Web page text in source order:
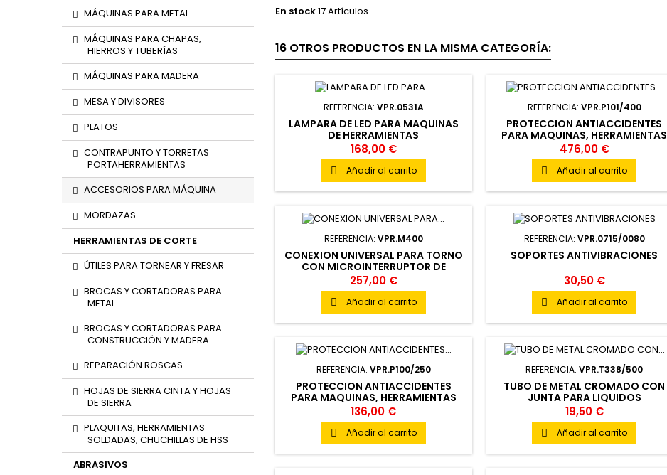
MÁQUINAS PARA METAL
MÁQUINAS PARA CHAPAS,
HIERROS Y TUBERÍAS
MÁQUINAS PARA MADERA
MESA Y DIVISORES
PLATOS
CONTRAPUNTO Y TORRETAS
PORTAHERRAMIENTAS
ACCESORIOS PARA MÁQUINA
MORDAZAS
HERRAMIENTAS DE CORTE
ÚTILES PARA TORNEAR Y FRESAR
BROCAS Y CORTADORAS PARA
METAL
BROCAS Y CORTADORAS PARA
CONSTRUCCIÓN Y MADERA
REPARACIÓN ROSCAS
HOJAS DE SIERRA CINTA Y HOJAS
DE SIERRA
PLAQUITAS, HERRAMIENTAS
SOLDADAS, CHUCHILLAS DE HSS
ABRASIVOS
En stock17 Artículos
16 OTROS PRODUCTOS EN LA MISMA CATEGORÍA:
REFERENCIA: VPR.0531A
LAMPARA DE LED PARA MAQUINAS
DE HERRAMIENTAS
168,00 €
 Añadir al carrito
REFERENCIA: VPR.P101/400
PROTECCION ANTIACCIDENTES
PARA MAQUINAS, HERRAMIENTAS
476,00 €
 Añadir al carrito
REFERENCIA: VPR.M400
CONEXION UNIVERSAL PARA TORNO
CON MICROINTERRUPTOR DE
SEGURIDAD
257,00 €
 Añadir al carrito
REFERENCIA: VPR.0715/0080
SOPORTES ANTIVIBRACIONES
30,50 €
 Añadir al carrito
REFERENCIA: VPR.P100/250
PROTECCION ANTIACCIDENTES
PARA MAQUINAS, HERRAMIENTAS
136,00 €
 Añadir al carrito
REFERENCIA:VPR.T338/500
TUBO DE METAL CROMADO CON
JUNTA PARA LIQUIDOS
REFRIGERANTES
19,50 €
 Añadir al carrito